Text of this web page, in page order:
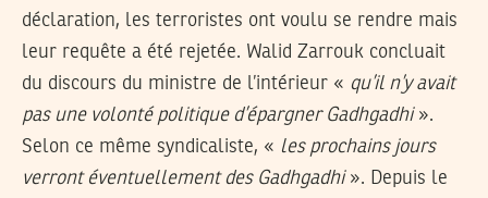
déclaration, les terroristes ont voulu se rendre mais
leur requête a été rejetée. Walid Zarrouk concluait
du discours du ministre de l’intérieur « qu’il n’y avait
pas une volonté politique d’épargner Gadhgadhi».
Selon ce même syndicaliste, « les prochains jours
verront éventuellement des Gadhgadhi». Depuis le